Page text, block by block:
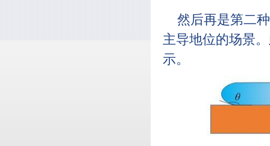
然后再是第二
主导地位的场景
示。